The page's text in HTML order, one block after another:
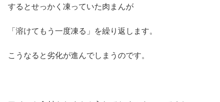
するとせっかく凍っていた肉まんが
「溶けてもう一度凍る」を繰り返します。
こうなると劣化が進んでしまうのです。